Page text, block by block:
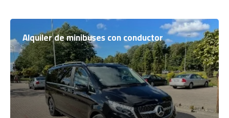
Alquiler de minibuses con conductor